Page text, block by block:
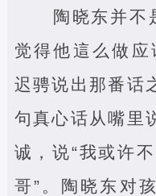
陶晓东并不
觉得他這么做
迟骋说出那番话
句真心话从嘴里
诚，说“我或许
哥”。陶晓东对